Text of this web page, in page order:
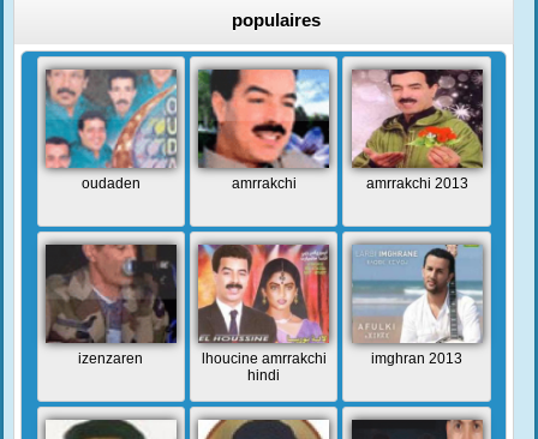
populaires
oudaden amrrakchi amrrakchi 2013
izenzaren
lhoucine amrrakchi
hindi
imghran 2013